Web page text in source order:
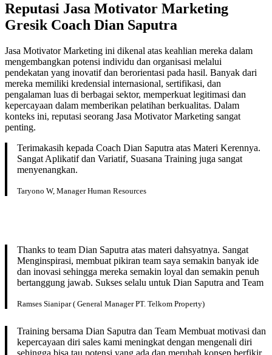
Reputasi Jasa Motivator Marketing
Gresik Coach Dian Saputra
Jasa Motivator Marketing ini dikenal atas keahlian mereka dalam
mengembangkan potensi individu dan organisasi melalui
pendekatan yang inovatif dan berorientasi pada hasil. Banyak dari
mereka memiliki kredensial internasional, sertifikasi, dan
pengalaman luas di berbagai sektor, memperkuat legitimasi dan
kepercayaan dalam memberikan pelatihan berkualitas. Dalam
konteks ini, reputasi seorang Jasa Motivator Marketing sangat
penting.
Terimakasih kepada Coach Dian Saputra atas Materi Kerennya.
Sangat Aplikatif dan Variatif, Suasana Training juga sangat
menyenangkan.
Taryono W, Manager Human Resources
Thanks to team Dian Saputra atas materi dahsyatnya. Sangat
Menginspirasi, membuat pikiran team saya semakin banyak ide
dan inovasi sehingga mereka semakin loyal dan semakin penuh
bertanggung jawab. Sukses selalu untuk Dian Saputra and Team
Ramses Sianipar ( General Manager PT. Telkom Property)
Training bersama Dian Saputra dan Team Membuat motivasi dan
kepercayaan diri sales kami meningkat dengan mengenali diri
sehingga bisa tau potensi yang ada dan merubah konsep berfikir